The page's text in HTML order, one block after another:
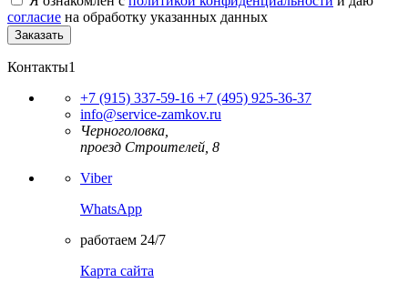
согласие на обработку указанных данных
Контакты1
+7 (915) 337-59-16 +7 (495) 925-36-37
info@service-zamkov.ru
Черноголовка,
проезд Строителей, 8
Viber
WhatsApp
работаем 24/7
Карта сайта